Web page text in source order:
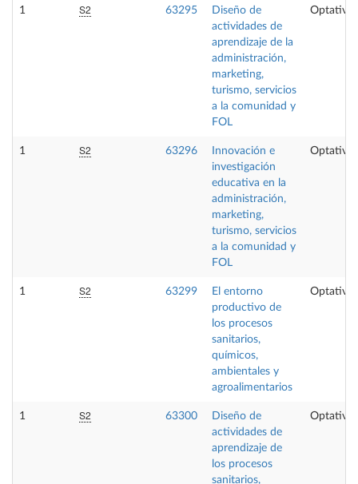
1 S2 63295
Diseño de
actividades de
aprendizaje de la
administración,
marketing,
turismo, servicios
a la comunidad y
FOL
Optativa
1 S2 63296
Innovación e
investigación
educativa en la
administración,
marketing,
turismo, servicios
a la comunidad y
FOL
Optativa
1 S2 63299
El entorno
productivo de
los procesos
sanitarios,
químicos,
ambientales y
agroalimentarios
Optativa
1 S2 63300
Diseño de
actividades de
aprendizaje de
los procesos
sanitarios,
Optativa